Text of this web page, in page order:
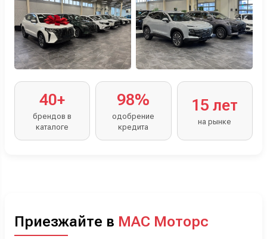
40+
брендов в
каталоге
98%
одобрение
кредита
15 лет
на рынке
Приезжайте в МАС Моторс